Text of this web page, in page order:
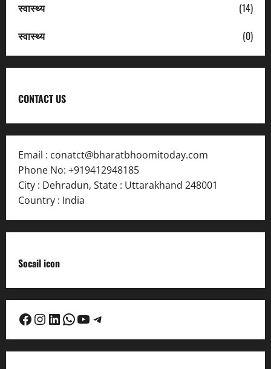
स्वास्थ्य
(14)
स्वास्थ्य
(0)
CONTACT US
Email : conatct@bharatbhoomitoday.com
Phone No: +919412948185
City : Dehradun, State : Uttarakhand 248001
Country : India
Socail icon
Facebook
Instagram
LinkedIn
WhatsApp
YouTube
Telegram